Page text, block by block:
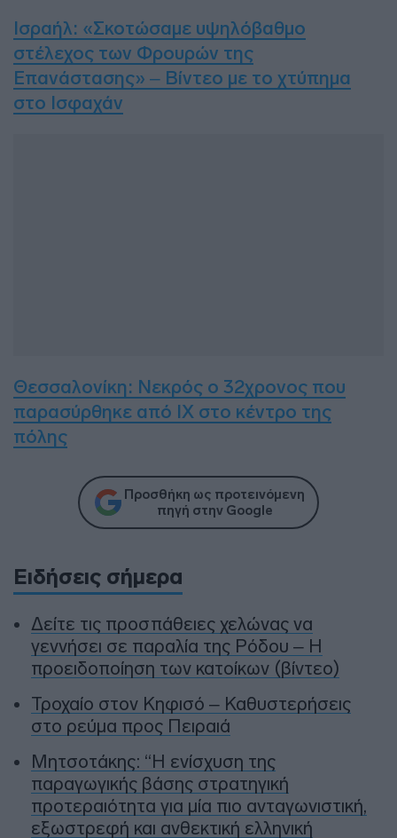
Ισραήλ: «Σκοτώσαμε υψηλόβαθμο
στέλεχος των Φρουρών της
Επανάστασης» – Βίντεο με το χτύπημα
στο Ισφαχάν
Θεσσαλονίκη: Νεκρός ο 32χρονος που
παρασύρθηκε από ΙΧ στο κέντρο της
πόλης
Προσθήκη ως προτεινόμενη
πηγή στην Google
Ειδήσεις σήμερα
Δείτε τις προσπάθειες χελώνας να
γεννήσει σε παραλία της Ρόδου – Η
προειδοποίηση των κατοίκων (βίντεο)
Τροχαίο στον Κηφισό – Καθυστερήσεις
στο ρεύμα προς Πειραιά
Μητσοτάκης: “Η ενίσχυση της
παραγωγικής βάσης στρατηγική
προτεραιότητα για μία πιο ανταγωνιστική,
εξωστρεφή και ανθεκτική ελληνική